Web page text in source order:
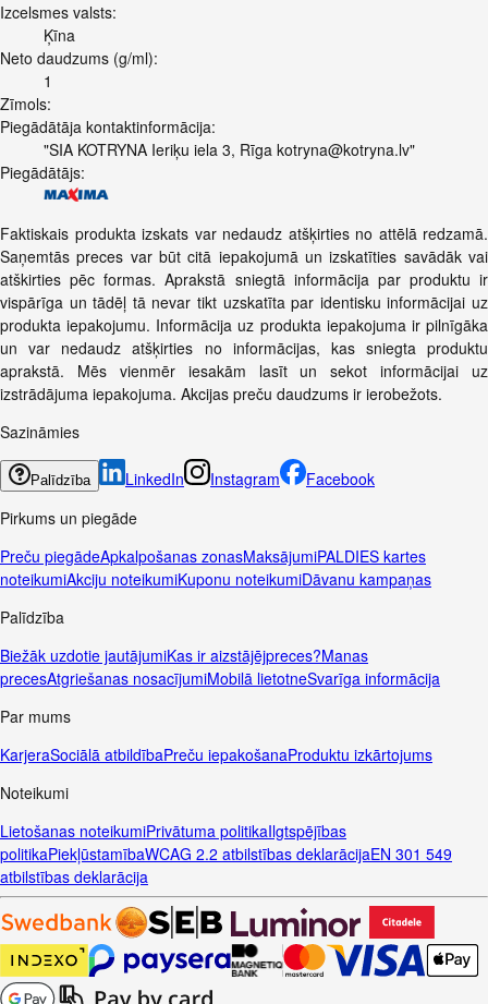
Izcelsmes valsts:
Ķīna
Neto daudzums (g/ml):
1
Zīmols:
Piegādātāja kontaktinformācija:
"SIA KOTRYNA Ieriķu iela 3, Rīga kotryna@kotryna.lv"
Piegādātājs:
Faktiskais produkta izskats var nedaudz atšķirties no attēlā redzamā.
Saņemtās preces var būt citā iepakojumā un izskatīties savādāk vai
atškirties pēc formas. Aprakstā sniegtā informācija par produktu ir
vispārīga un tādēļ tā nevar tikt uzskatīta par identisku informācijai uz
produkta iepakojumu. Informācija uz produkta iepakojuma ir pilnīgāka
un var nedaudz atšķirties no informācijas, kas sniegta produktu
aprakstā. Mēs vienmēr iesakām lasīt un sekot informācijai uz
izstrādājuma iepakojuma. Akcijas preču daudzums ir ierobežots.
Sazināmies
Palīdzība LinkedIn Instagram
Facebook
Pirkums un piegāde
Preču piegādeApkalpošanas zonasMaksājumiPALDIES kartes
noteikumiAkciju noteikumiKuponu noteikumiDāvanu kampaņas
Palīdzība
Biežāk uzdotie jautājumiKas ir aizstājējpreces?Manas
precesAtgriešanas nosacījumiMobilā lietotneSvarīga informācija
Par mums
KarjeraSociālā atbildībaPreču iepakošanaProduktu izkārtojums
Noteikumi
Lietošanas noteikumiPrivātuma politikaIlgtspējības
politikaPiekļūstamībaWCAG 2.2 atbilstības deklarācijaEN 301 549
atbilstības deklarācija